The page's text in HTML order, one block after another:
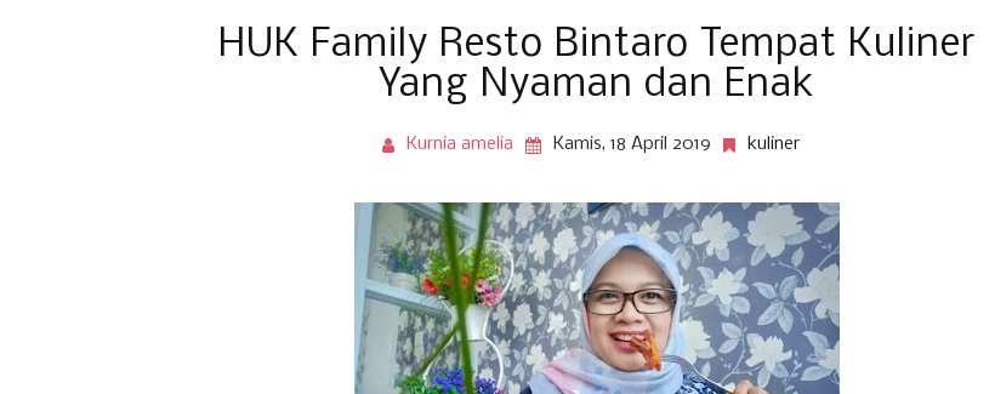
HUK Family Resto Bintaro Tempat Kuliner
Yang Nyaman dan Enak
Kurnia amelia Kamis, 18 April 2019 kuliner